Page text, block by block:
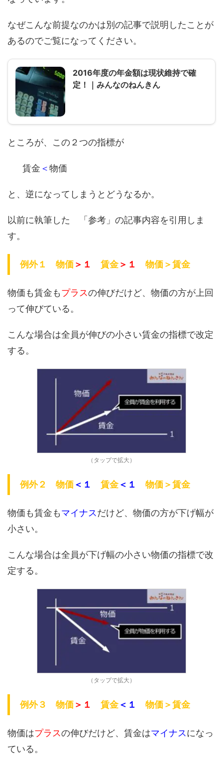
なぜこんな前提なのかは別の記事で説明したことが
あるのでご覧になってください。
2016年度の年金額は現状維持で確
定！｜みんなのねんきん
ところが、この２つの指標が
賃金 ＜物価
と、逆になってしまうとどうなるか。
以前に執筆した 「参考」の記事内容を引用しま
す。
例外１ 物価＞１ 賃金＞１ 物価＞賃金
物価も賃金もプラスの伸びだけど、物価の方が上回
って伸びている。
こんな場合は全員が伸びの小さい賃金の指標で改定
する。
（タップで拡大）
例外２ 物価＜１ 賃金＜１ 物価＞賃金
物価も賃金もマイナスだけど、物価の方が下げ幅が
小さい。
こんな場合は全員が下げ幅の小さい物価の指標で改
定する。
（タップで拡大）
例外３ 物価＞１ 賃金＜１ 物価＞賃金
物価はプラスの伸びだけど、賃金はマイナスになっ
ている。